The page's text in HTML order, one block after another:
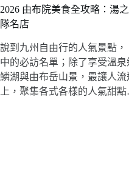
2026 由布院美食全攻略：湯
隊名店
說到九州自由行的人氣景點
中的必訪名單；除了享受溫
鱗湖與由布岳山景，最讓人
上，聚集各式各樣的人氣甜